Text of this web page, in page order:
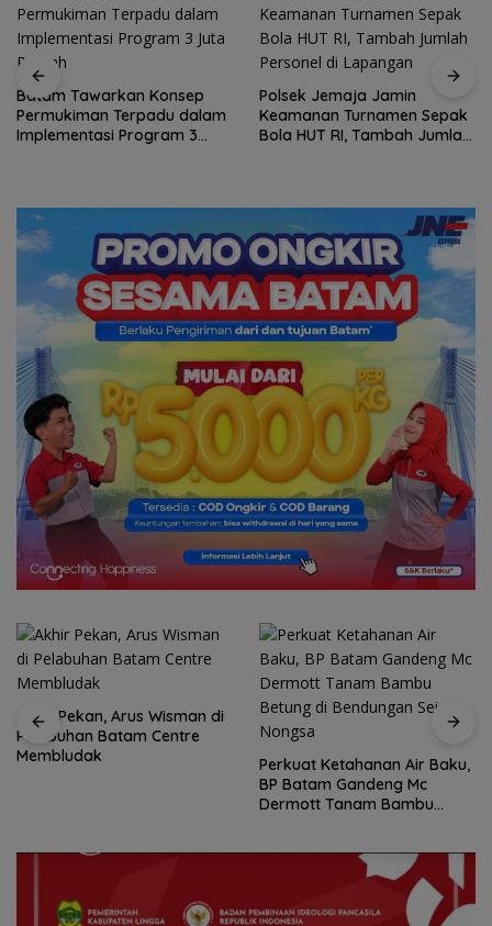
Batam Tawarkan Konsep
Permukiman Terpadu dalam
Implementasi Program 3
Polsek Jemaja Jamin
Keamanan Turnamen Sepak
Bola HUT RI, Tambah Jumlah
Akhir Pekan, Arus Wisman di
Pelabuhan Batam Centre
Membludak
Perkuat Ketahanan Air Baku,
BP Batam Gandeng Mc
Dermott Tanam Bambu